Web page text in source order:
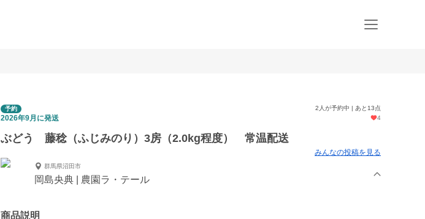
予約 2人が予約中 | あと13点
2026年9月に発送 4
ぶどう 藤稔（ふじみのり）3房（2.0kg程度） 常温配送
みんなの投稿を見る
群馬県沼田市
岡島央典 | 農園ラ・テール
商品説明